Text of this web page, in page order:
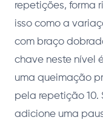
repetições, forma
isso como a
com braço
chave neste nível
uma queimação
pela repetição 10.
adicione uma